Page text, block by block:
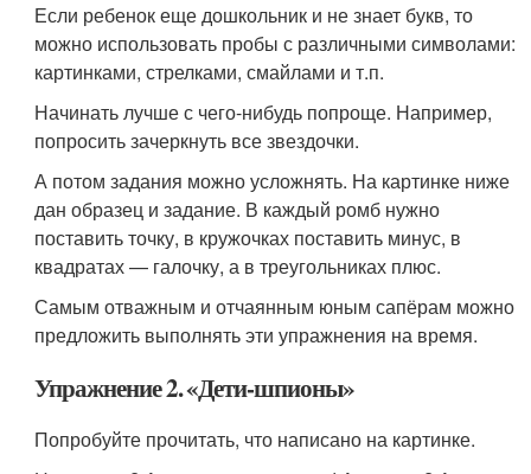
Если ребенок еще дошкольник и не знает букв, то
можно использовать пробы с различными символами:
картинками, стрелками, смайлами и т.п.
Начинать лучше с чего-нибудь попроще. Например,
попросить зачеркнуть все звездочки.
А потом задания можно усложнять. На картинке ниже
дан образец и задание. В каждый ромб нужно
поставить точку, в кружочках поставить минус, в
квадратах — галочку, а в треугольниках плюс.
Самым отважным и отчаянным юным сапёрам можно
предложить выполнять эти упражнения на время.
Упражнение 2. «Дети-шпионы»
Попробуйте прочитать, что написано на картинке.